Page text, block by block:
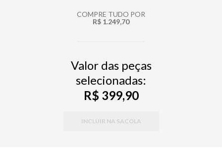
COMPRE TUDO POR
R$ 1.249,70
Valor das peças
selecionadas:
R$ 399,90
INCLUIR NA SACOLA